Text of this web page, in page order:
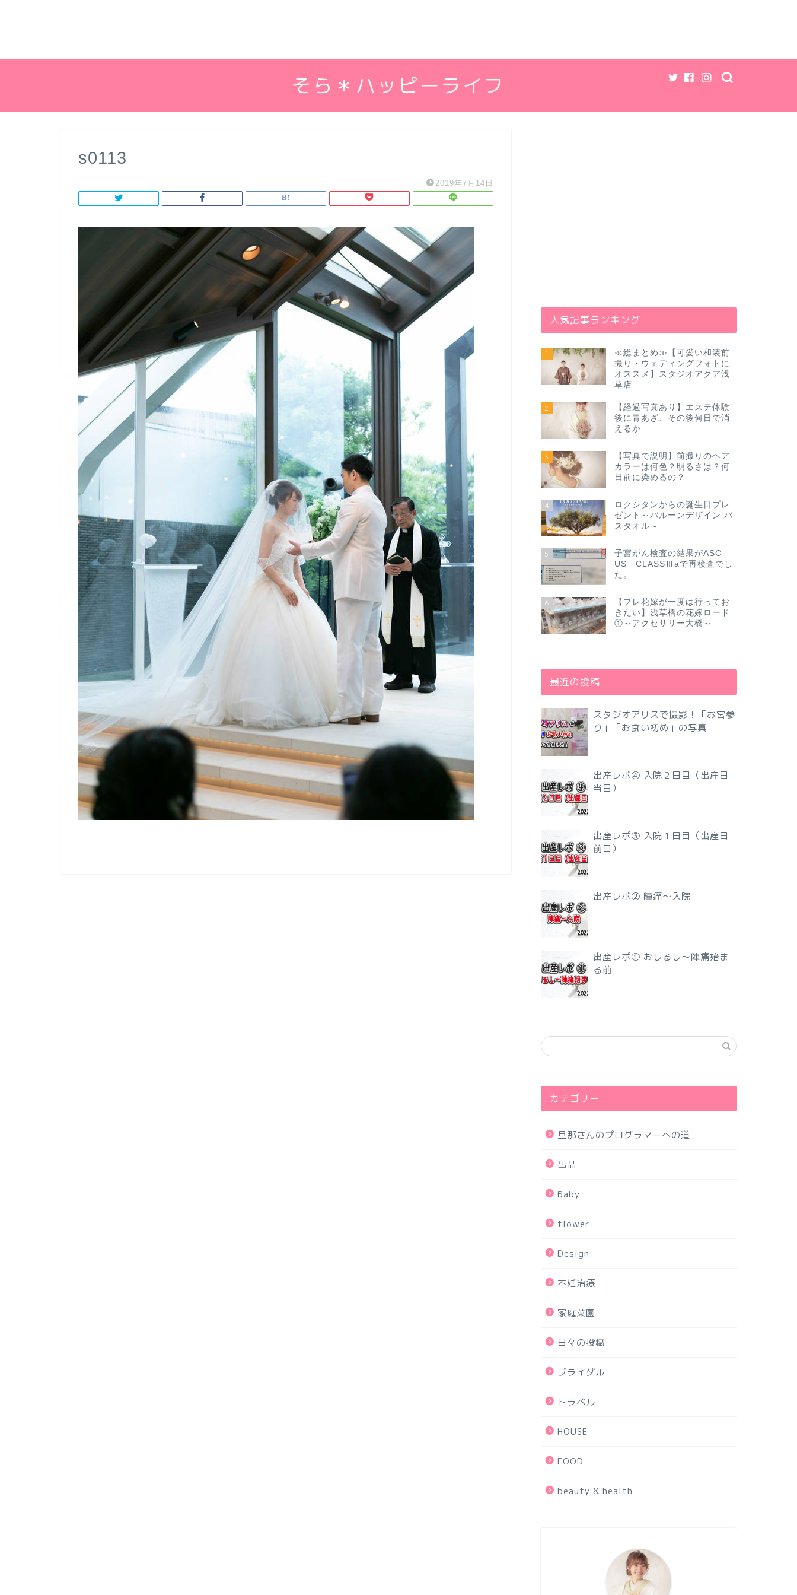
そら＊ハッピーライフ
s0113
2019年7月14日
人気記事ランキング
1
≪総まとめ≫【可愛い和装前
撮り・ウェディングフォトに
オススメ】スタジオアクア浅
草店
2
【経過写真あり】エステ体験
後に青あざ、その後何日で消
えるか
3
【写真で説明】前撮りのヘア
カラーは何色？明るさは？何
日前に染めるの？
4
ロクシタンからの誕生日プレ
ゼント～バルーンデザイン バ
スタオル～
5
子宮がん検査の結果がASC-
US CLASSⅢaで再検査でし
た。
6
【プレ花嫁が一度は行ってお
きたい】浅草橋の花嫁ロード
①～アクセサリー大橋～
最近の投稿
スタジオアリスで撮影！「お宮参
り」「お食い初め」の写真
出産レポ④ 入院２日目（出産日
当日）
出産レポ③ 入院１日目（出産日
前日）
出産レポ② 陣痛〜入院
出産レポ① おしるし〜陣痛始ま
る前
カテゴリー
旦那さんのプログラマーへの道
出品
Baby
flower
Design
不妊治療
家庭菜園
日々の投稿
ブライダル
トラベル
HOUSE
FOOD
beauty & health